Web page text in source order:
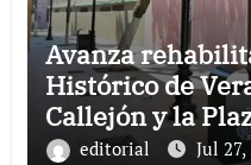
Avanza
Histórico de
Callejón y la
Campana
editorial Jul 27,